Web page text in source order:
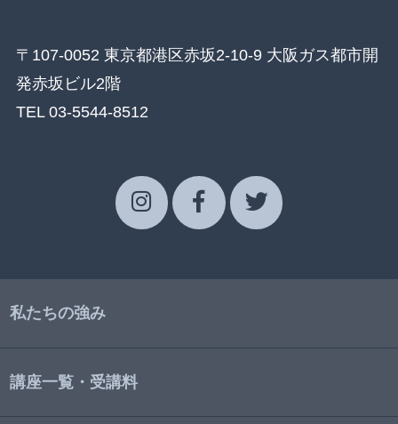
〒107-0052 東京都港区赤坂2-10-9 大阪ガス都市開
発赤坂ビル2階
TEL 03-5544-8512
私たちの強み
講座一覧・受講料